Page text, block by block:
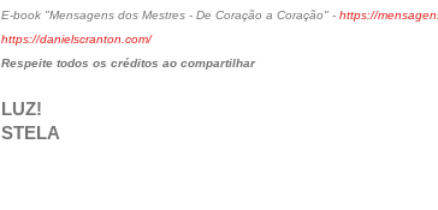
E-book "Mensagens dos Mestres - De Coração a Coração" - https://
https://danielscranton.com/
Respeite todos os créditos ao compartilhar
LUZ!
STELA